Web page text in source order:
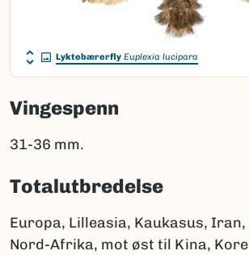
Lyktebærerfly Euplexia lucipara
Vingespenn
31-36 mm.
Totalutbredelse
Europa, Lilleasia, Kaukasus,
Nord-Afrika, mot øst til Kina,